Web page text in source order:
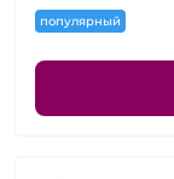
популярный